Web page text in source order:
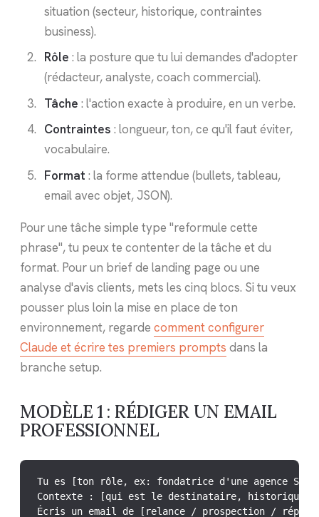
situation (secteur, historique, contraintes
business).
Rôle : la posture que tu lui demandes d'adopter
(rédacteur, analyste, coach commercial).
Tâche : l'action exacte à produire, en un verbe.
Contraintes : longueur, ton, ce qu'il faut éviter,
vocabulaire.
Format : la forme attendue (bullets, tableau,
email avec objet, JSON).
Pour une tâche simple type "reformule cette
phrase", tu peux te contenter de la tâche et du
format. Pour un brief de landing page ou une
analyse d'avis clients, mets les cinq blocs. Si tu veux
pousser plus loin la mise en place de ton
environnement, regarde comment configurer
Claude et écrire tes premiers prompts dans la
branche setup.
MODÈLE 1 : RÉDIGER UN EMAIL
PROFESSIONNEL
Tu es [ton rôle, ex: fondatrice d'une agence
Contexte : [qui est le destinataire, historique
Écris un email de [relance / prospection /